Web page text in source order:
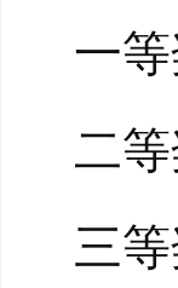
一等
二等
三等